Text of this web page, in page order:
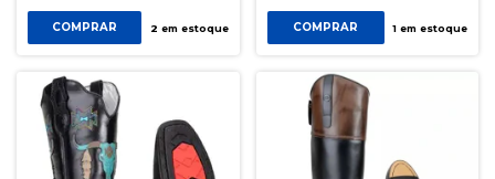
COMPRAR 2 em estoque COMPRAR 1 em estoque